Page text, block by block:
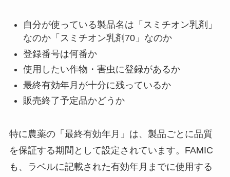
自分が使っている製品名は「スミチオン乳剤」
なのか「スミチオン乳剤70」なのか
登録番号は何番か
使用したい作物・害虫に登録があるか
最終有効年月が十分に残っているか
販売終了予定品かどうか
特に農薬の「最終有効年月」は、製品ごとに品質
を保証する期間として設定されています。FAMIC
も、ラベルに記載された有効年月までに使用する